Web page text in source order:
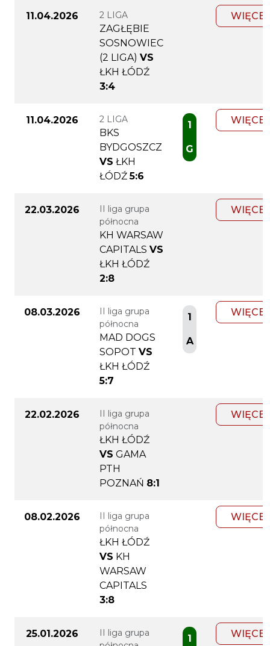
11.04.2026 2 LIGA
ZAGŁĘBIE
SOSNOWIEC
(2 LIGA) VS
ŁKH ŁÓDŹ
3:4
WIĘCEJ
11.04.2026 2 LIGA
BKS
BYDGOSZCZ
VS ŁKH
ŁÓDŹ 5:6
1
G
WIĘCEJ
22.03.2026
II liga grupa
północna
KH WARSAW
CAPITALS VS
ŁKH ŁÓDŹ
2:8
WIĘCEJ
08.03.2026
II liga grupa
północna
MAD DOGS
SOPOT VS
ŁKH ŁÓDŹ
5:7
1
A
WIĘCEJ
22.02.2026
II liga grupa
północna
ŁKH ŁÓDŹ
VS GAMA
PTH
POZNAŃ 8:1
WIĘCEJ
08.02.2026
II liga grupa
północna
ŁKH ŁÓDŹ
VS KH
WARSAW
CAPITALS
3:8
WIĘCEJ
25.01.2026
II liga grupa
1 WIĘCEJ